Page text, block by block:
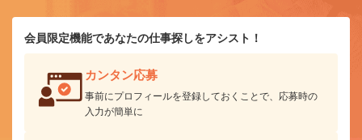
会員限定機能であなたの仕事探しをアシスト！
カンタン応募
事前にプロフィールを登録しておくことで、応募時の
入力が簡単に